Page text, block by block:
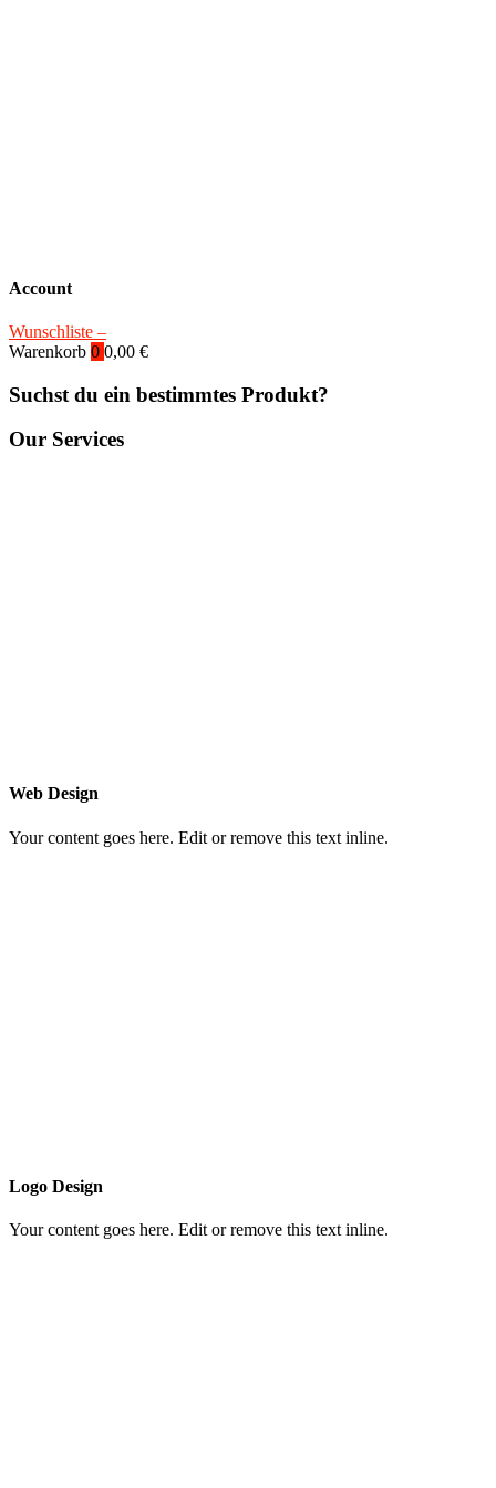
Account
Wunschliste –
Warenkorb 0 0,00 €
Suchst du ein bestimmtes Produkt?
Our Services
Web Design
Your content goes here. Edit or remove this text inline.
Logo Design
Your content goes here. Edit or remove this text inline.